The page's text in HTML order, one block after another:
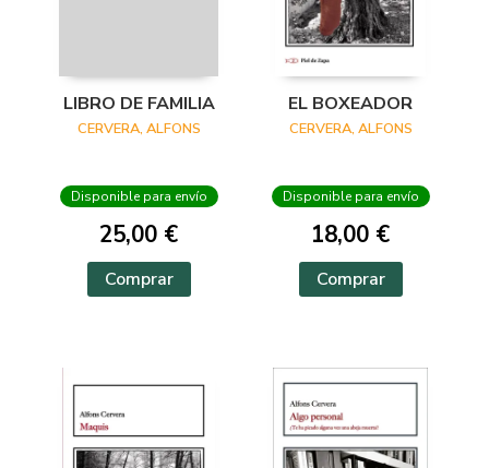
LIBRO DE FAMILIA
CERVERA, ALFONS
Disponible para envío
25,00 €
Comprar
EL BOXEADOR
CERVERA, ALFONS
Disponible para envío
18,00 €
Comprar